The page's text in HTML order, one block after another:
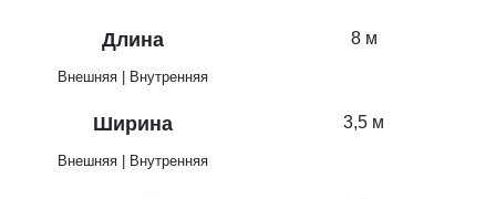
Длина
Внешняя | Внутренняя
8 м
Ширина
Внешняя | Внутренняя
3,5 м